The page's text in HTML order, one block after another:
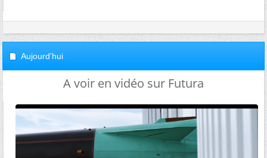
Aujourd'hui
A voir en vidéo sur Futura